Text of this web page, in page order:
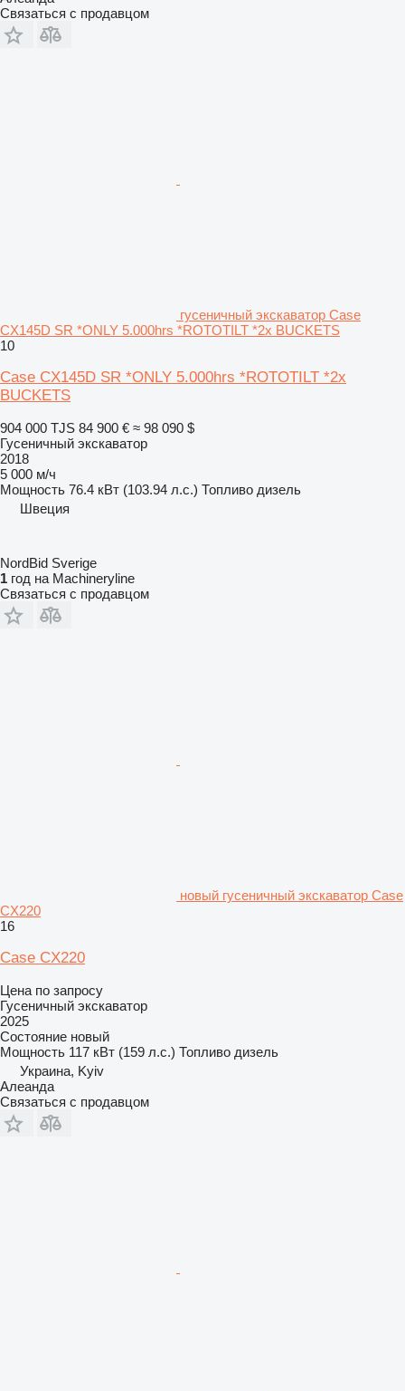
Связаться с продавцом
гусеничный экскаватор Case
CX145D SR *ONLY 5.000hrs *ROTOTILT *2x BUCKETS
10
Case CX145D SR *ONLY 5.000hrs *ROTOTILT *2x
BUCKETS
904 000 TJS 84 900 € ≈ 98 090 $
Гусеничный экскаватор
2018
5 000 м/ч
Мощность 76.4 кВт (103.94 л.с.) Топливо дизель
Швеция
NordBid Sverige
1 год на Machineryline
Связаться с продавцом
новый гусеничный экскаватор Case
CX220
16
Case CX220
Цена по запросу
Гусеничный экскаватор
2025
Состояние новый
Мощность 117 кВт (159 л.с.) Топливо дизель
Украина, Kyiv
Алеанда
Связаться с продавцом